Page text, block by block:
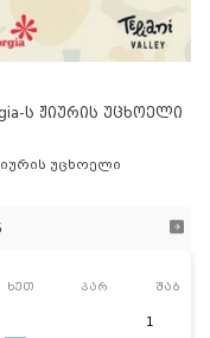
ს ჟიურის უცხოელი
ჟიურის უცხოელი
ხუთ პარ შაბ
1